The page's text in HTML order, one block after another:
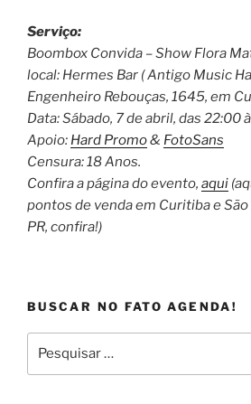
Serviço:
Boombox Convida – Show Flora
local: Hermes Bar ( Antigo Music
Engenheiro Rebouças, 1645, em
Data: Sábado, 7 de abril, das 22:00
Apoio: Hard Promo& FotoSans
Censura: 18 Anos.
Confira a página do evento, aqui
pontos de venda em Curitiba e São
PR, confira!)
BUSCAR NO FATO AGENDA!
por: